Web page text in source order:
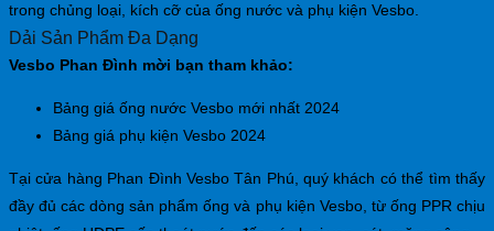
trong chủng loại, kích cỡ của ống nước và phụ kiện Vesbo.
Dải Sản Phẩm Đa Dạng
Vesbo Phan Đình mời bạn tham khảo:
Bảng giá ống nước Vesbo mới nhất 2024
Bảng giá phụ kiện Vesbo 2024
Tại cửa hàng Phan Đình Vesbo Tân Phú, quý khách có thể tìm thấy
đầy đủ các dòng sản phẩm ống và phụ kiện Vesbo, từ ống PPR chịu